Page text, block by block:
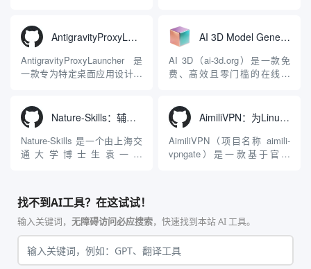
限制，提供集文本、图像、视
频生成于一体的“全模态”大模
型能力。平台的核心产品矩阵
包括主打自动化工作流的
者、营销人员及广大用户提供
一站式、开箱即用的视觉内容
生成解决方案。网站的核心优
势在于其强大的多模型聚合能
AntigravityProxyLauncher：免TUN全局代理使用Antigravity IDE
AntigravityProxyLauncher 是
一款专为特定桌面应用设计的
Windows 平台。当用户使用桌
面版 Gemini 客户端或
Antigravity IDE ...
AI 3D Model Generator：通过文本和图像快速生成3D模型的在线工具
AI 3D（ai-3d.org）是一款免
费、高效且零门槛的在线AI
动Seed 3D两大行业领先的AI
模型架构，致力于帮助用户无
需掌握复杂的3D拓扑知识或昂
贵的专业软件，即可在...
Nature-Skills：辅助撰写学术论文和绘制科研图表的智能体插件
Nature-Skills 是一个由上海交
通大学博士生袁一哲
合，专为顶级学术期刊（如
Nature、Science、Cell 等）
的论文撰写与发表流程设计。
该工具集以智能体插...
AimiliVPN：为Linux提供纯净出站家庭IP的VPN代理网关
AimiliVPN（项目名称 aimili-
vpngate）是一款基于官方
纯 Python 标准库编写，用户
无需安装...
找不到AI工具？在这试试！
输入关键词， 无障碍访问必应搜索，快速找到本站 AI 工具。